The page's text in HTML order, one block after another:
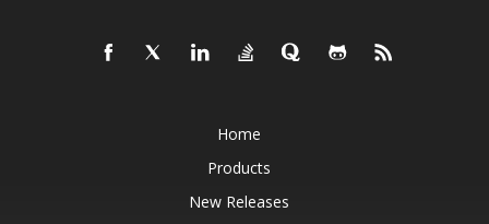
Home
Products
New Releases